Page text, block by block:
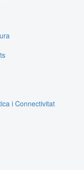
i Connectivitat